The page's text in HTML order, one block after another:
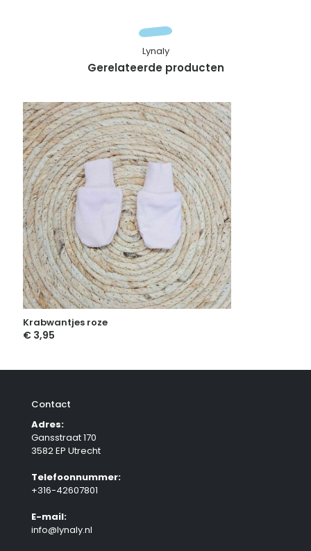
Gerelateerde producten
Lynaly
Krabwantjes roze
€ 3,95
Contact
Adres:
Gansstraat 170
3582 EP Utrecht
Telefoonnummer:
+316-42607801
E-mail:
info@lynaly.nl